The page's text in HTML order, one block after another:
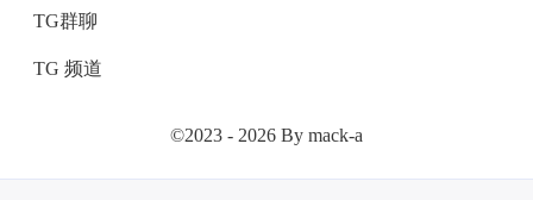
TG群聊
TG 频道
©2023 - 2026 By mack-a